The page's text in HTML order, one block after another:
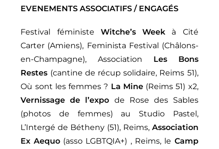
EVENEMENTS ASSOCIATIFS / ENGAGÉS
Festival féministe Witche’s Week à Cité
Carter (Amiens), Feminista Festival (Châlons-
en-Champagne), Association Les Bons
Restes (cantine de récup solidaire, Reims 51),
Où sont les femmes ? La Mine(Reims 51) x2,
Vernissage de l’expo de Rose des Sables
(photos de femmes) au Studio Pastel,
L’Intergé de Bétheny (51), Reims, Association
Ex Aequo (asso LGBTQIA+) , Reims, le Camp